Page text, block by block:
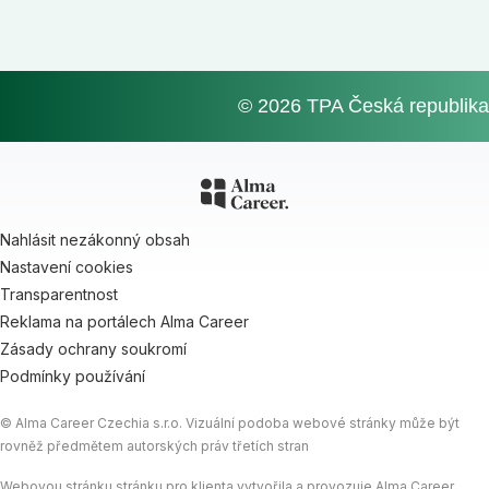
© 2026 TPA Česká republika
Nahlásit nezákonný obsah
Nastavení cookies
Transparentnost
Reklama na portálech Alma Career
Zásady ochrany soukromí
Podmínky používání
© Alma Career Czechia s.r.o. Vizuální podoba webové stránky může být
rovněž předmětem autorských práv třetích stran